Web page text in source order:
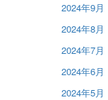
2024年9月
2024年8月
2024年7月
2024年6月
2024年5月